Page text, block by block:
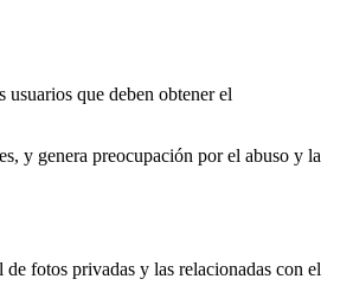
que deben obtener el
y genera preocupación por el abuso y la
fotos privadas y las relacionadas con el